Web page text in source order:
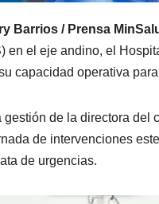
Barrios / Prensa
en el eje andino, el
capacidad operativa
gestión de la directora del
de intervenciones
de urgencias.